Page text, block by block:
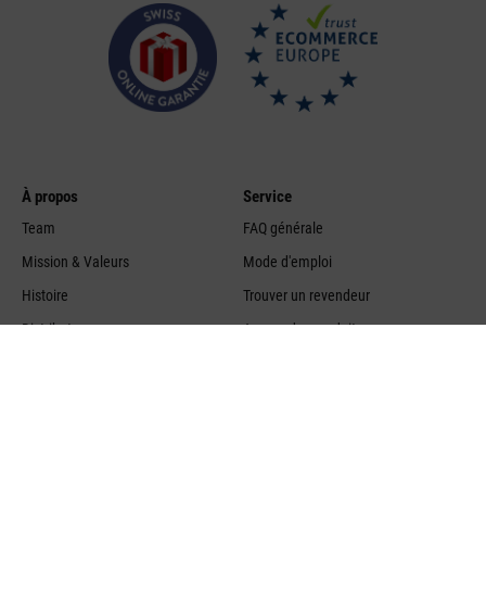
À propos
Team
Mission & Valeurs
Histoire
Distributeurs
Service
FAQ générale
Mode d'emploi
Trouver un revendeur
Aperçu des produits